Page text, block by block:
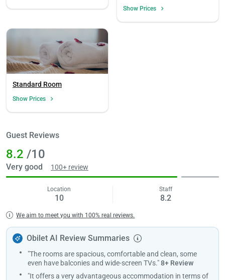
Show Prices
Standard Room
Show Prices
Guest Reviews
8.2 /10
Very good 100+ review
Location
10
Staff
8.2
We aim to meet you with 100% real reviews.
Obilet AI Review Summaries
"The rooms are spacious, comfortable and clean, some
even have balconies and wide-screen TVs."8+ Review
"It offers a very advantageous accommodation in terms of